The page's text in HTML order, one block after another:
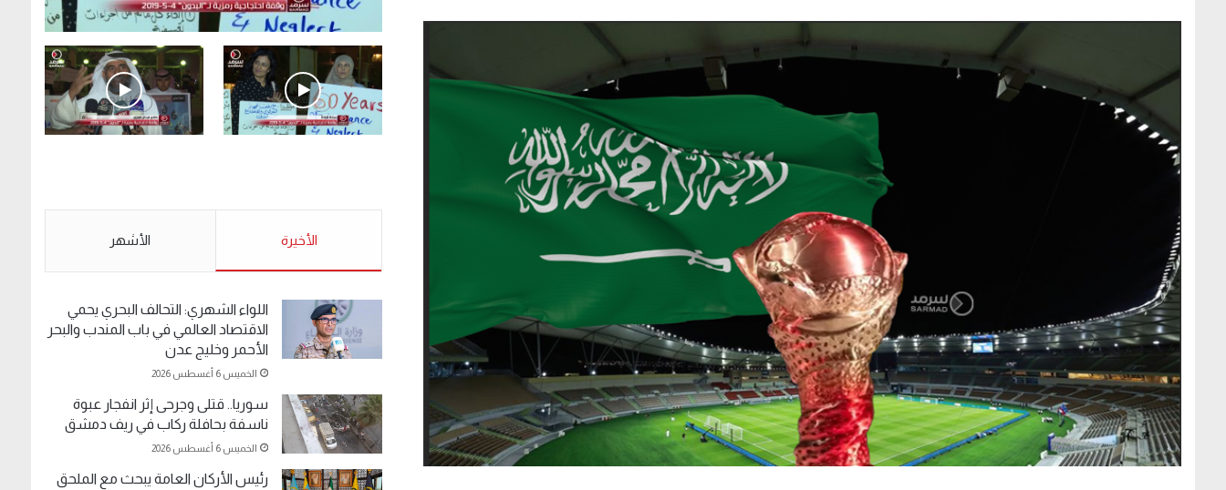
.وقفة احتجاجية رمزية لـ”#البدون” في ساحة الإرادة
الأحد 5 مايو 2019
مخدرات يعني ولا خمر؟!.
الأخيرة الأشهر
اللواء الشهري: التحالف البحري يحمي
الاقتصاد العالمي في باب المندب والبحر
الأحمر وخليج عدن
الخميس 6 أغسطس 2026
سوريا.. قتلى وجرحى إثر انفجار عبوة
ناسفة بحافلة ركاب في ريف دمشق
الخميس 6 أغسطس 2026
رئيس الأركان العامة يبحث مع الملحق